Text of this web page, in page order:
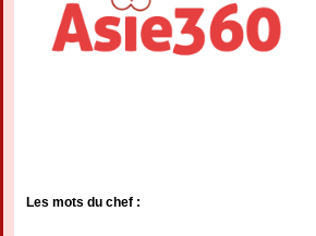
Les mots du chef :